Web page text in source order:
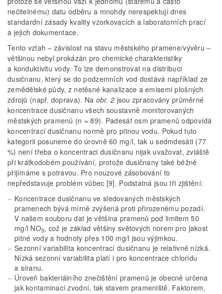
nečitelnému) datu odběru a mnohdy nerespektují dnes
standardní zásady kvality vzorkovacích a laboratorních prací
a jejich dokumentace.
Tento vztah – závislost na stavu městského pramene/vývěru –
většinou nebyl prokázán pro chemické charakteristiky
a konduktivitu vody. To lze demonstrovat na distribuci
dusičnanu, který se do podzemních vod dostává například ze
zemědělské půdy, z netěsné kanalizace a emisemi plošných
zdrojů (např. doprava). Na obr. 2 jsou zpracovány průměrné
koncentrace dusičnanu všech soustavně monitorovaných
městských pramenů (n = 89). Padesát osm pramenů odpovídá
koncentrací dusičnanu normě pro pitnou vodu. Pokud tuto
kategorii posuneme do úrovně 60 mg/l, tak u sedmdesáti (77
%) není třeba o koncentraci dusičnanu nijak uvažovat, zvláště
při krátkodobém používání, protože dusičnany také běžně
přijímáme s potravou. Pro nouzové zásobování to
nepředstavuje problém vůbec [9]. Podstatná jsou tři zjištění:
Koncentrace dusičnanu ve sledovaných městských
pramenech bývá mírně zvýšená proti přirozenému pozadí.
V našem souboru dat je většina pramenů pod limitem 50
mg/l NO3, což je základ většiny světových norem pro jakost
pitné vody a hodnoty přes 100 mg/l jsou výjimkou.
Sezonní variabilita koncentrací dusičnanu je relativně nízká.
Nízká sezonní variabilita platí i pro koncentrace chloridu
a síranu.
Úroveň bakteriálního znečištění pramenů je obecně určena
jak kontaminací zvodní, tak stavem prameniště. Faktorem,